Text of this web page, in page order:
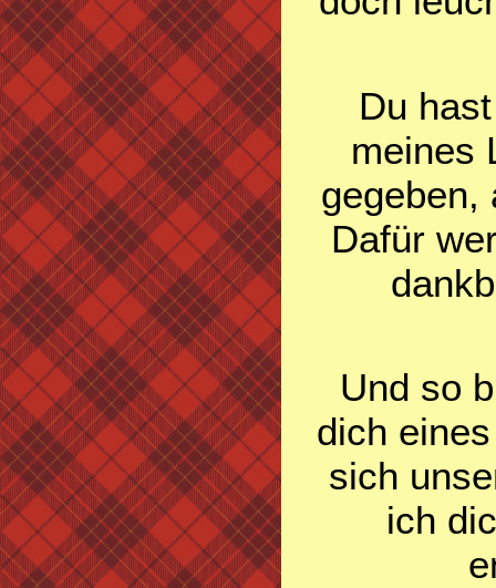
Du
meines
gegeben,
Dafür
Und so
dich
sich
ich